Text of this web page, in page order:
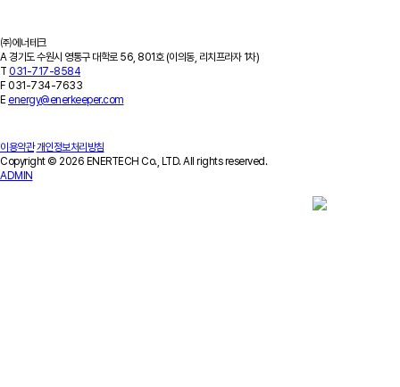
㈜에너테크
A 경기도 수원시 영통구 대학로 56, 801호 (이의동, 리치프라자 1차)
T 031-717-8584
F 031-734-7633
E energy@enerkeeper.com
이용약관 개인정보처리방침
Copyright © 2026 ENERTECH Co., LTD. All rights reserved.
ADMIN